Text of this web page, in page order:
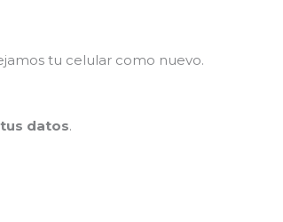
tu celular como nuevo.
datos.